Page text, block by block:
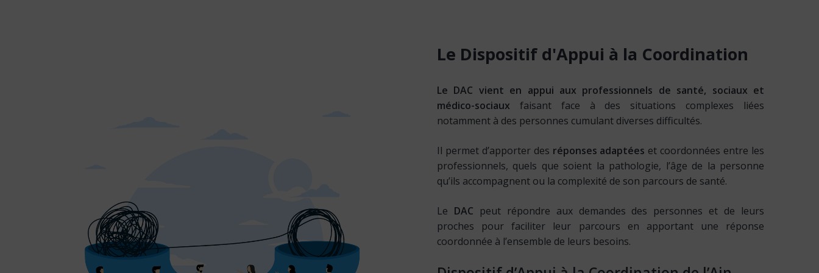
Le Dispositif d'Appui à la Coordination
Le DAC vient en appui aux professionnels de santé, sociaux et
médico-sociaux faisant face à des situations complexes liées
notamment à des personnes cumulant diverses difficultés.
Il permet d’apporter des réponses adaptées et coordonnées entre les
professionnels, quels que soient la pathologie, l’âge de la personne
qu’ils accompagnent ou la complexité de son parcours de santé.
Le DAC peut répondre aux demandes des personnes et de leurs
proches pour faciliter leur parcours en apportant une réponse
coordonnée à l’ensemble de leurs besoins.